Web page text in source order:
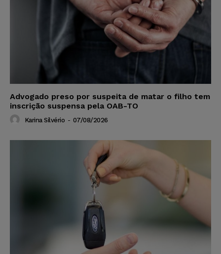
Advogado preso por suspeita de matar o filho tem
inscrição suspensa pela OAB-TO
Karina Silvério - 07/08/2026